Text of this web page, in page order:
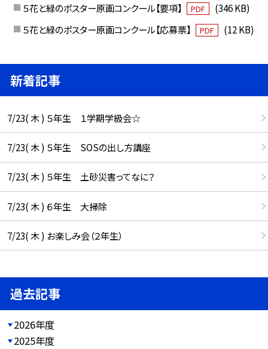
５花と緑のポスター原画コンクール【要項】
PDF
(346 KB)
５花と緑のポスター原画コンクール【応募票】
PDF (12 KB)
新着記事
7/23( 木 ) ５年生 １学期学級会☆
7/23( 木 ) ５年生 SOSの出し方講座
7/23( 木 ) ５年生 土砂災害ってなに？
7/23( 木 ) ６年生 大掃除
7/23( 木 ) お楽しみ会（２年生）
過去記事
2026年度
2025年度